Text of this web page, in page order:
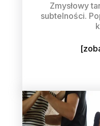
Zmysłowy
subtelności.